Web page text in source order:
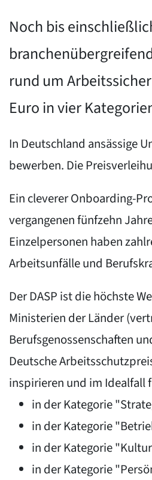
Noch bis
rund um
Euro in vier
In Deutschland ansässige
bewerben. Die
Ein cleverer Onboarding-
vergangenen fünfzehn
Einzelpersonen haben
Arbeitsunfälle und
Der DASP ist die höchste
Ministerien der Länder
Berufsgenossenschaften
Deutsche
inspirieren und im Idealfall
in der Kategorie
in der Kategorie
in der Kategorie
in der Kategorie